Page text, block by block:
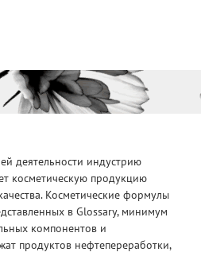
деятельности индустрию
косметическую продукцию
Косметические формулы
в Glossary, минимум
компонентов и
продуктов нефтепереработки,